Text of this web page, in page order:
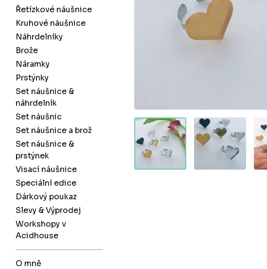
Řetízkové náušnice
Kruhové náušnice
Náhrdelníky
Brože
Náramky
Prstýnky
Set náušnice &
náhrdelník
Set náušnic
Set náušnice a brož
Set náušnice &
prstýnek
Visací náušnice
Speciální edice
Dárkový poukaz
Slevy & Výprodej
Workshopy v
Acidhouse
O mně